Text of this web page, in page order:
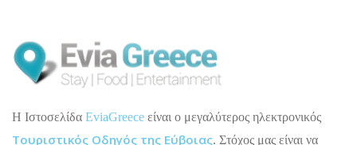
H Ιστοσελίδα EviaGreece είναι ο μεγαλύτερος ηλεκτρονικός
Τουριστικός Οδηγός της Εύβοιας. Στόχος μας είναι να